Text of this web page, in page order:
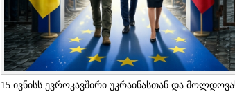
15 ივნისს ევროკავშირი უკრაინასთან და